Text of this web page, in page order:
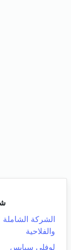
الشركة الشاملة
والفلاحية
لوفلي سبايس